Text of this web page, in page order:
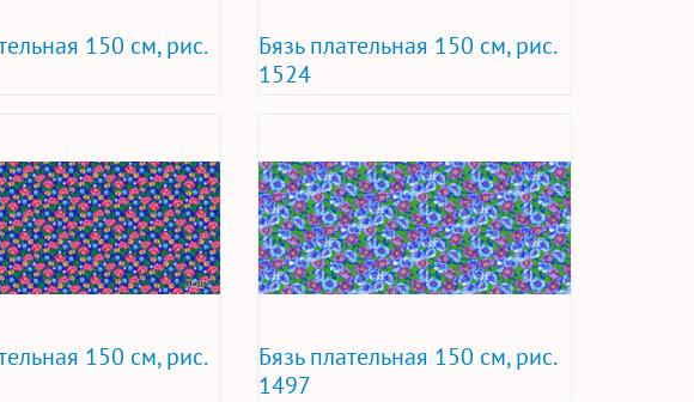
150 см, рис.
Бязь плательная 150 см, рис.
1524
150 см, рис.
Бязь плательная 150 см, рис.
1497